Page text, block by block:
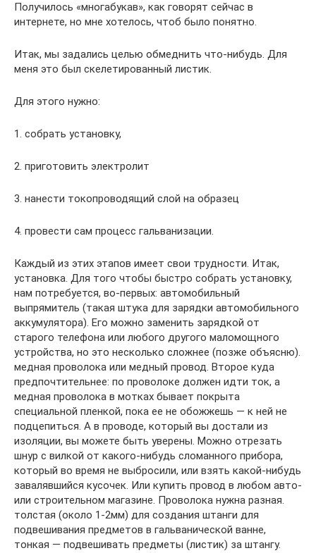
Получилось «многабукав», как говорят сейчас в
интернете, но мне хотелось, чтоб было понятно.
Итак, мы задались целью обмеднить что-нибудь. Для
меня это был скелетированный листик.
Для этого нужно:
1. собрать установку,
2. приготовить электролит
3. нанести токопроводящий слой на образец
4. провести сам процесс гальванизации.
Каждый из этих этапов имеет свои трудности. Итак,
установка. Для того чтобы быстро собрать установку,
нам потребуется, во-первых: автомобильный
выпрямитель (такая штука для зарядки автомобильного
аккумулятора). Его можно заменить зарядкой от
старого телефона или любого другого маломощного
устройства, но это несколько сложнее (позже объясню).
медная проволока или медный провод. Второе куда
предпочтительнее: по проволоке должен идти ток, а
медная проволока в мотках бывает покрыта
специальной пленкой, пока ее не обожжешь — к ней не
подцепиться. А в проводе, который вы достали из
изоляции, вы можете быть уверены. Можно отрезать
шнур с вилкой от какого-нибудь сломанного прибора,
который во время не выбросили, или взять какой-нибудь
завалявшийся кусочек. Или купить провод в любом авто-
или строительном магазине. Проволока нужна разная.
толстая (около 1-2мм) для создания штанги для
подвешивания предметов в гальванической ванне,
тонкая — подвешивать предметы (листик) за штангу.